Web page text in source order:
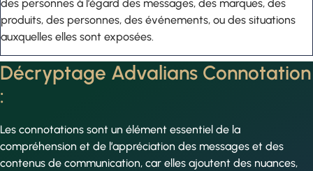
des personnes à l’égard des messages, des marques, des
produits, des personnes, des événements, ou des situations
auxquelles elles sont exposées.
Décryptage Advalians Connotation
:
Les connotations sont un élément essentiel de la
compréhension et de l’appréciation des messages et des
contenus de communication, car elles ajoutent des nuances,